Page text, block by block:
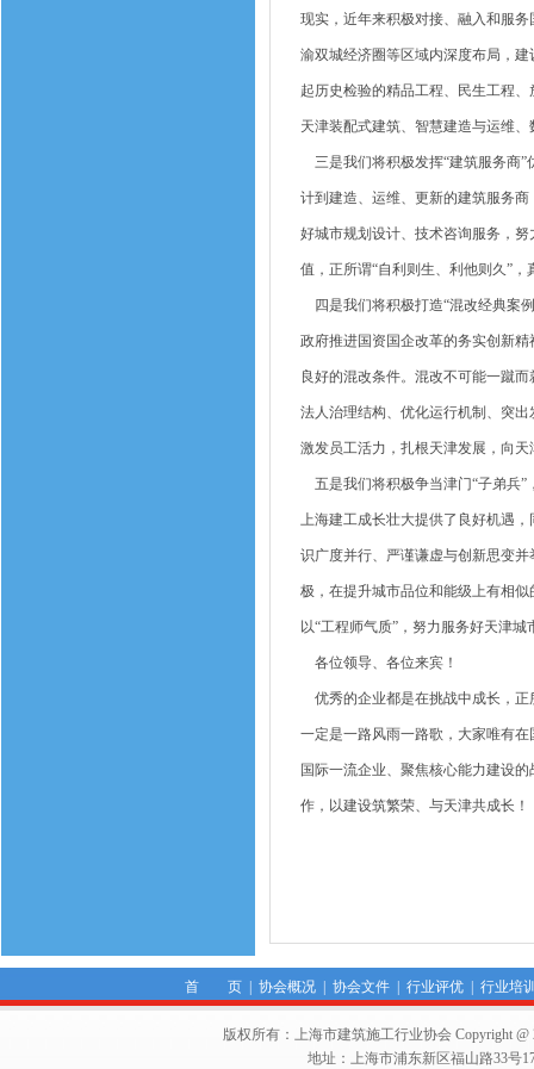
现实，近年来积极对接、融入和服
渝双城经济圈等区域内深度布局，
起历史检验的精品工程、民生工程
天津装配式建筑、智慧建造与运维
三是我们将积极发挥“建筑服务商”
计到建造、运维、更新的建筑服务
好城市规划设计、技术咨询服务，
值，正所谓“自利则生、利他则久”
四是我们将积极打造“混改经典案
政府推进国资国企改革的务实创新
良好的混改条件。混改不可能一蹴
法人治理结构、优化运行机制、突
激发员工活力，扎根天津发展，向
五是我们将积极争当津门“子弟兵”
上海建工成长壮大提供了良好机遇
识广度并行、严谨谦虚与创新思变
极，在提升城市品位和能级上有相
以“工程师气质”，努力服务好天津
各位领导、各位来宾！
优秀的企业都是在挑战中成长，正
一定是一路风雨一路歌，大家唯有
国际一流企业、聚焦核心能力建设
作，以建设筑繁荣、与天津共成长！
首 页| 协会概况| 协会文件| 行业评优| 行业培
版权所有：上海市建筑施工行业协会 Copyright @
地址：上海市浦东新区福山路33号